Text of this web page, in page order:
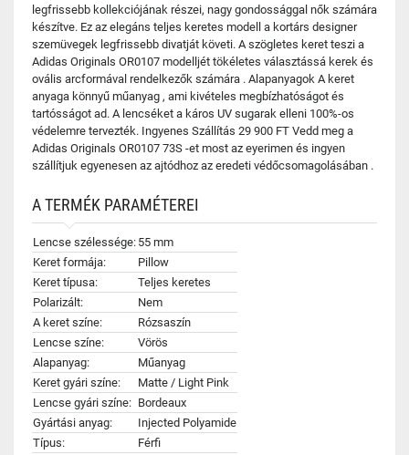
legfrissebb kollekciójának részei, nagy gondossággal nők számára
készítve. Ez az elegáns teljes keretes modell a kortárs designer
szemüvegek legfrissebb divatját követi. A szögletes keret teszi a
Adidas Originals OR0107 modelljét tökéletes választássá kerek és
ovális arcformával rendelkezők számára . Alapanyagok A keret
anyaga könnyű műanyag , ami kivételes megbízhatóságot és
tartósságot ad. A lencséket a káros UV sugarak elleni 100%-os
védelemre tervezték. Ingyenes Szállítás 29 900 FT Vedd meg a
Adidas Originals OR0107 73S -et most az eyerimen és ingyen
szállítjuk egyenesen az ajtódhoz az eredeti védőcsomagolásában .
A TERMÉK PARAMÉTEREI
Lencse szélessége: 55 mm
Keret formája:
Pillow
Keret típusa:
Teljes keretes
Polarizált:
Nem
A keret színe:
Rózsaszín
Lencse színe:
Vörös
Alapanyag:
Műanyag
Keret gyári színe:
Matte / Light Pink
Lencse gyári színe: Bordeaux
Gyártási anyag:
Injected Polyamide
Típus:
Férfi